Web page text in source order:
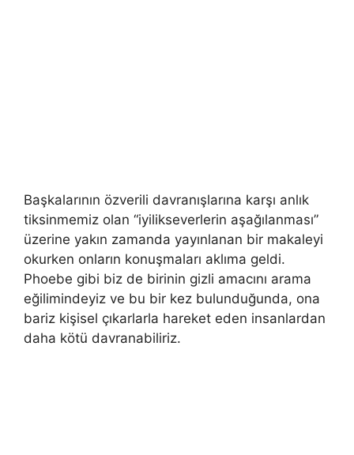
Başkalarının özverili davranışlarına karşı anlık
tiksinmemiz olan “iyilikseverlerin aşağılanması”
üzerine yakın zamanda yayınlanan bir makaleyi
okurken onların konuşmaları aklıma geldi.
Phoebe gibi biz de birinin gizli amacını arama
eğilimindeyiz ve bu bir kez bulunduğunda, ona
bariz kişisel çıkarlarla hareket eden insanlardan
daha kötü davranabiliriz.